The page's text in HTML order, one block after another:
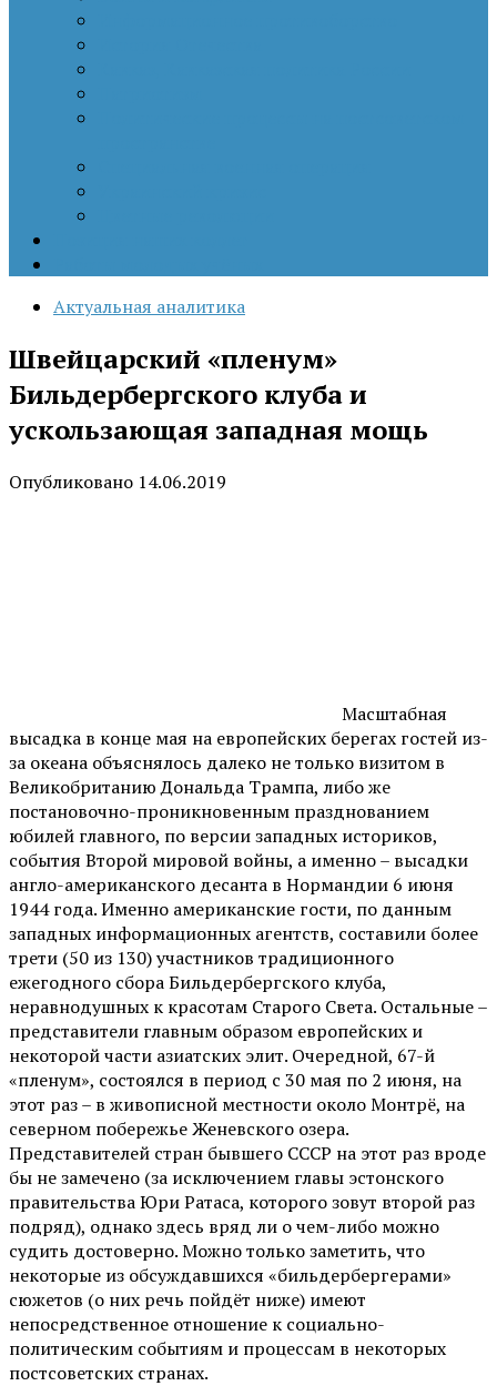
Актуальная аналитика
Швейцарский «пленум»
Бильдербергского клуба и
ускользающая западная мощь
Опубликовано 14.06.2019
Масштабная
высадка в конце мая на европейских берегах гостей из-
за океана объяснялось далеко не только визитом в
Великобританию Дональда Трампа, либо же
постановочно-проникновенным празднованием
юбилей главного, по версии западных историков,
события Второй мировой войны, а именно – высадки
англо-американского десанта в Нормандии 6 июня
1944 года. Именно американские гости, по данным
западных информационных агентств, составили более
трети (50 из 130) участников традиционного
ежегодного сбора Бильдербергского клуба,
неравнодушных к красотам Старого Света. Остальные –
представители главным образом европейских и
некоторой части азиатских элит. Очередной, 67-й
«пленум», состоялся в период с 30 мая по 2 июня, на
этот раз – в живописной местности около Монтрё, на
северном побережье Женевского озера.
Представителей стран бывшего СССР на этот раз вроде
бы не замечено (за исключением главы эстонского
правительства Юри Ратаса, которого зовут второй раз
подряд), однако здесь вряд ли о чем-либо можно
судить достоверно. Можно только заметить, что
некоторые из обсуждавшихся «бильдербергерами»
сюжетов (о них речь пойдёт ниже) имеют
непосредственное отношение к социально-
политическим событиям и процессам в некоторых
постсоветских странах.